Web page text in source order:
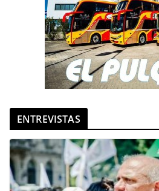
ENTREVISTAS